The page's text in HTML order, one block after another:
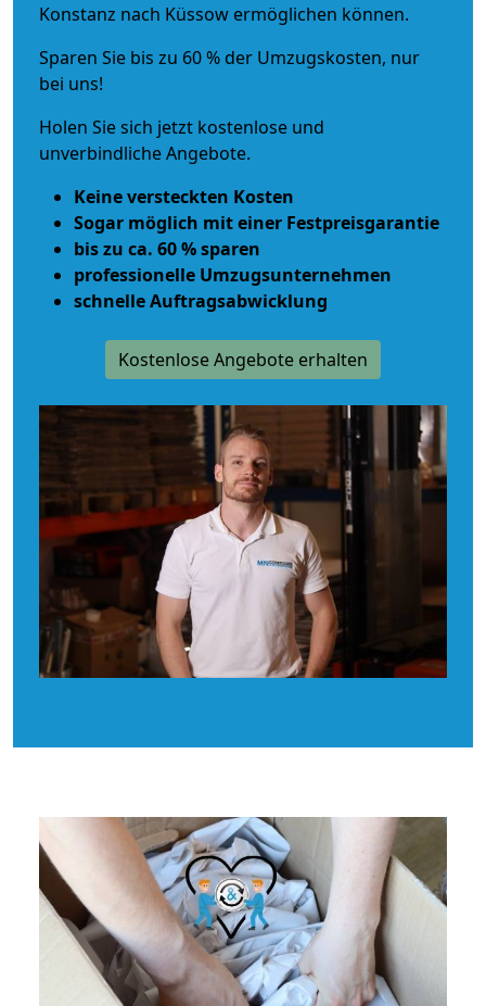
Konstanz nach Küssow ermöglichen können.
Sparen Sie bis zu 60 % der Umzugskosten, nur
bei uns!
Holen Sie sich jetzt kostenlose und
unverbindliche Angebote.
Keine versteckten Kosten
Sogar möglich mit einer Festpreisgarantie
bis zu ca. 60 % sparen
professionelle Umzugsunternehmen
schnelle Auftragsabwicklung
Kostenlose Angebote erhalten